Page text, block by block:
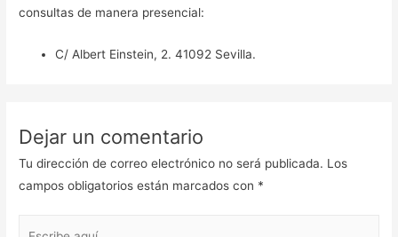
consultas de manera presencial:
C/ Albert Einstein, 2. 41092 Sevilla.
Dejar un comentario
Tu dirección de correo electrónico no será publicada. Los
campos obligatorios están marcados con *